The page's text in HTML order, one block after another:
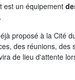
est un équipement
proposé à la Cité
des réunions,
de lieu d'attente